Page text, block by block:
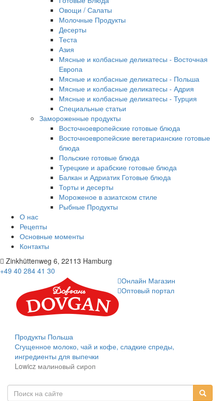
Овощи / Салаты
Молочные Продукты
Десерты
Теста
Азия
Мясные и колбасные деликатесы - Восточная
Европа
Мясные и колбасные деликатесы - Польша
Мясные и колбасные деликатесы - Адрия
Мясные и колбасные деликатесы - Турция
Специальные статьи
Замороженные продукты
Восточноевропейские готовые блюда
Восточноевропейские вегетарианские готовые
блюда
Польские готовые блюда
Турецкие и арабские готовые блюда
Балкан и Адриатик Готовые блюда
Торты и десерты
Мороженое в азиатском стиле
Рыбные Продукты
О нас
Рецепты
Основные моменты
Контакты
Zinkhüttenweg 6, 22113 Hamburg
+49 40 284 41 30
Онлайн Магазин
Оптовый портал
Продукты Польша
Сгущенное молоко, чай и кофе, сладкие спреды,
ингредиенты для выпечки
Lowicz малиновый сироп